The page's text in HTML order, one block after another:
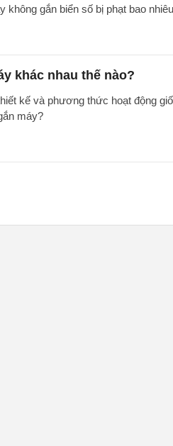
không gắn biển số bị phạt bao
khác nhau thế nào?
kế và phương thức hoạt động
máy?